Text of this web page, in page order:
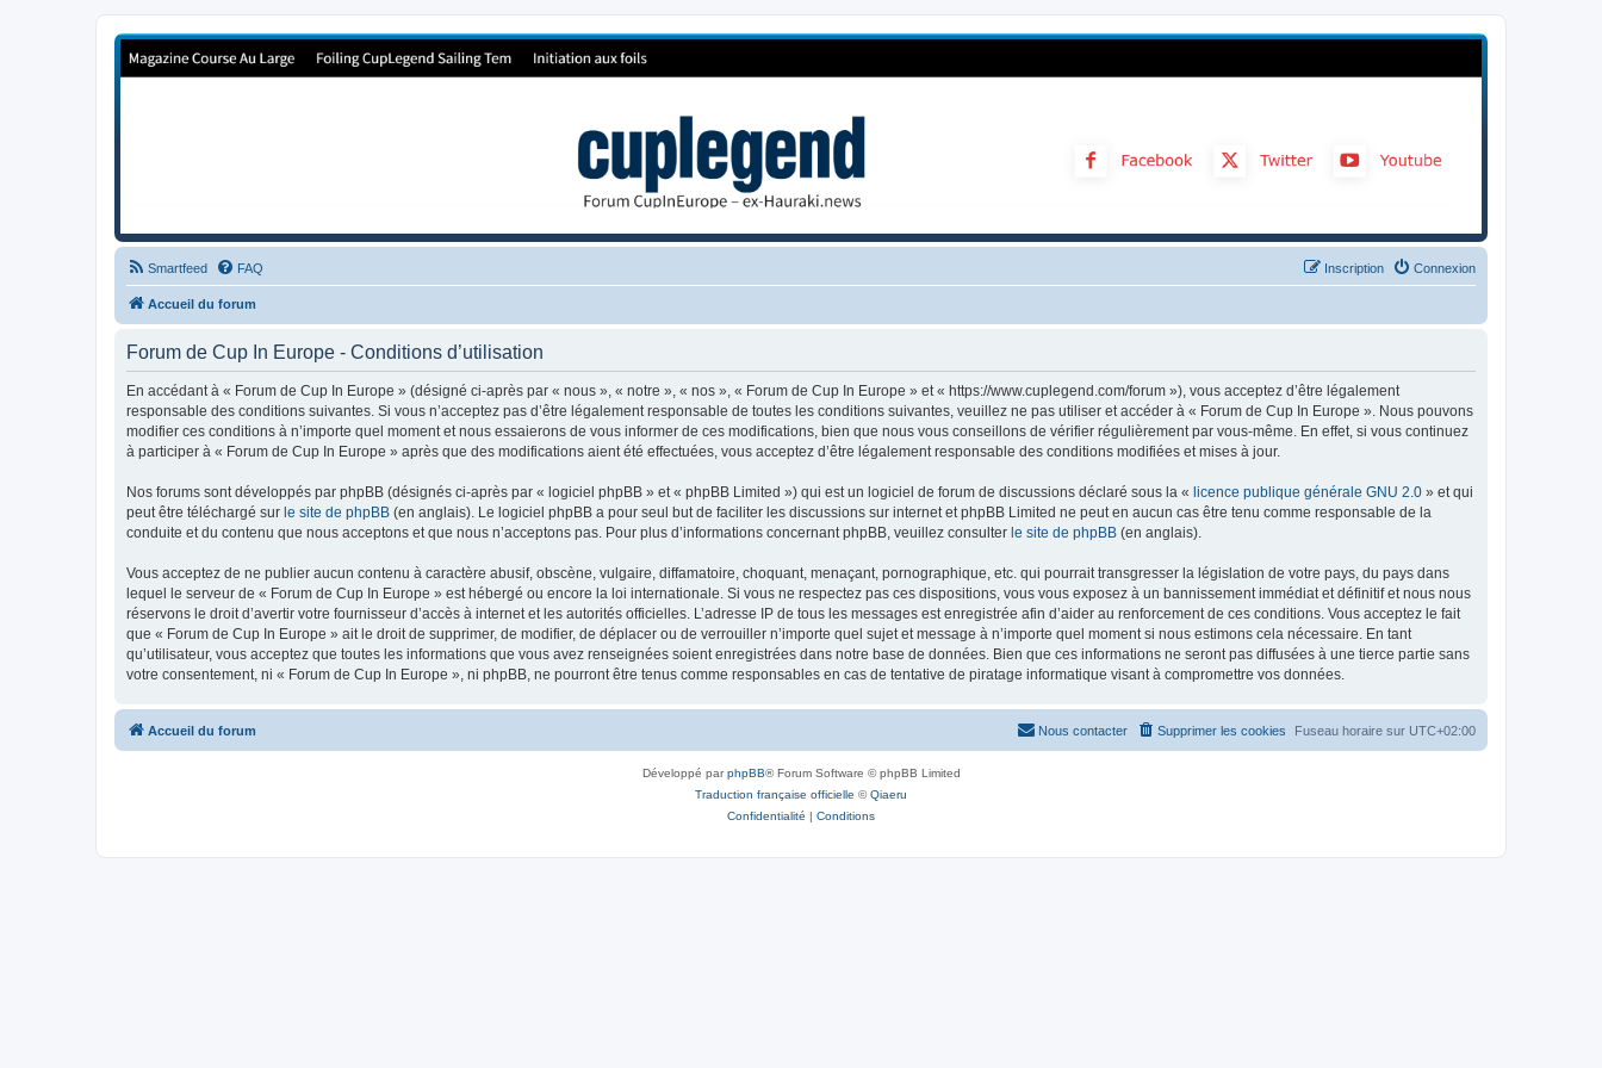
Forum de Cup In Europe
Smartfeed FAQ Connexion
Inscription
Accueil du forum
Forum de Cup In Europe - Conditions d’utilisation
En accédant à « Forum de Cup In Europe » (désigné ci-après par « nous », « notre », « nos », « Forum de Cup In Europe » et « https://www.cuplegend.com/forum »), vous acceptez d’être légalement
responsable des conditions suivantes. Si vous n’acceptez pas d’être légalement responsable de toutes les conditions suivantes, veuillez ne pas utiliser et accéder à « Forum de Cup In Europe ». Nous pouvons
modifier ces conditions à n’importe quel moment et nous essaierons de vous informer de ces modifications, bien que nous vous conseillons de vérifier régulièrement par vous-même. En effet, si vous continuez
à participer à « Forum de Cup In Europe » après que des modifications aient été effectuées, vous acceptez d’être légalement responsable des conditions modifiées et mises à jour.
Nos forums sont développés par phpBB (désignés ci-après par « logiciel phpBB » et « phpBB Limited ») qui est un logiciel de forum de discussions déclaré sous la « licence publique générale GNU 2.0 » et qui
peut être téléchargé sur le site de phpBB (en anglais). Le logiciel phpBB a pour seul but de faciliter les discussions sur internet et phpBB Limited ne peut en aucun cas être tenu comme responsable de la
conduite et du contenu que nous acceptons et que nous n’acceptons pas. Pour plus d’informations concernant phpBB, veuillez consulter le site de phpBB (en anglais).
Vous acceptez de ne publier aucun contenu à caractère abusif, obscène, vulgaire, diffamatoire, choquant, menaçant, pornographique, etc. qui pourrait transgresser la législation de votre pays, du pays dans
lequel le serveur de « Forum de Cup In Europe » est hébergé ou encore la loi internationale. Si vous ne respectez pas ces dispositions, vous vous exposez à un bannissement immédiat et définitif et nous nous
réservons le droit d’avertir votre fournisseur d’accès à internet et les autorités officielles. L’adresse IP de tous les messages est enregistrée afin d’aider au renforcement de ces conditions. Vous acceptez le fait
que « Forum de Cup In Europe » ait le droit de supprimer, de modifier, de déplacer ou de verrouiller n’importe quel sujet et message à n’importe quel moment si nous estimons cela nécessaire. En tant
qu’utilisateur, vous acceptez que toutes les informations que vous avez renseignées soient enregistrées dans notre base de données. Bien que ces informations ne seront pas diffusées à une tierce partie sans
votre consentement, ni « Forum de Cup In Europe », ni phpBB, ne pourront être tenus comme responsables en cas de tentative de piratage informatique visant à compromettre vos données.
Accueil du forum Fuseau horaire sur UTC+02:00
Supprimer les cookies
Nous contacter
Développé parphpBB® Forum Software © phpBB Limited
Traduction française officielle ©Qiaeru
Confidentialité | Conditions